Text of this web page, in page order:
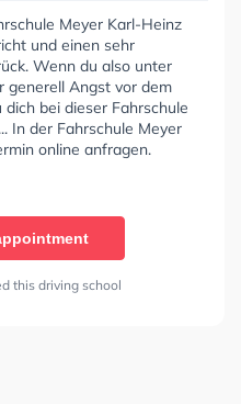
Meyer Karl-Heinz
und einen sehr
Wenn du also unter
generell Angst vor dem
bei dieser Fahrschule
In der Fahrschule Meyer
online anfragen.
this driving school